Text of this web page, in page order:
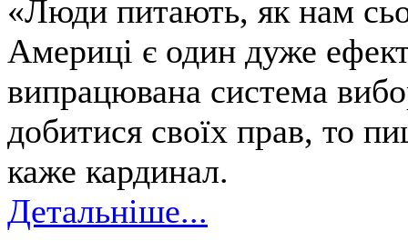
«Люди питають, як нам
Америці є один дуже
випрацювана система
добитися своїх прав, то
каже кардинал.
Детальніше...